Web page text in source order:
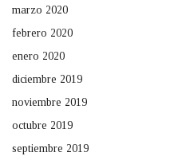
marzo 2020
febrero 2020
enero 2020
diciembre 2019
noviembre 2019
octubre 2019
septiembre 2019